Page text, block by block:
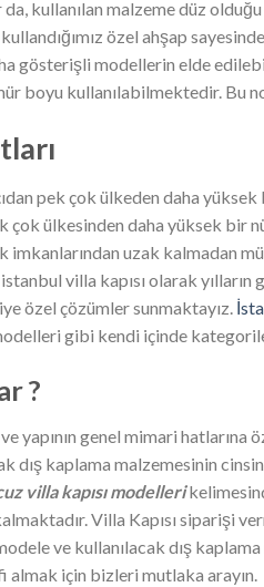
kullanılan malzeme düz
özel ahşap
gösterişli modellerin elde
boyu kullanılabilmektedir. Bu
pek çok ülkeden daha
çok ülkesinden daha yüksek bir
imkanlarından uzak kalmadan
villa kapısı olarak
özel çözümler sunmaktayız.
gibi kendi içinde
?
genel mimari hatlarına
dış kaplama malzemesinin
villa kapısı modelleri
Villa Kapısı siparişi
modele ve kullanılacak dış
için bizleri mutlaka arayın.